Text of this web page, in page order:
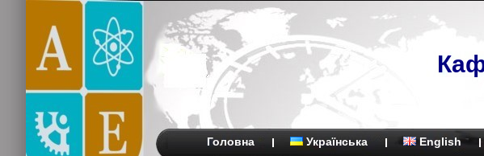
Головна Українська English